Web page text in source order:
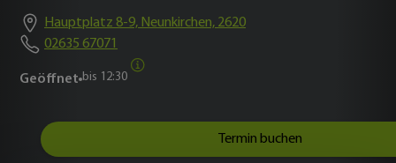
Hauptplatz 8-9, Neunkirchen, 2620
02635 67071
Geöffnet bis 12:30
Termin buchen